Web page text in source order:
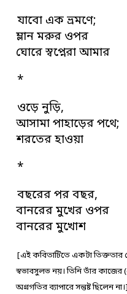
যাবো এক ভ্রমণে;
ম্লান মরুর ওপর
ঘোরে স্বপ্নেরা আমার
*
ওড়ে নুড়ি,
আসামা পাহাড়ের পথে;
শরতের হাওয়া
*
বছরের পর বছর,
বানরের মুখের ওপর
বানরের মুখোশ
[এই কবিতাটিতে একটা তিক্ততার
স্বভাবসুলভ নয়। তিনি তাঁর কাজের
অগ্রগতির ব্যাপারে সন্তুষ্ট ছিলেন না।]